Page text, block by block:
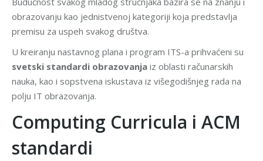
obrazovanju kao jednistvenoj kategoriji koja predstavlja
premisu za uspeh svakog društva.
U kreiranju nastavnog plana i program ITS-a prihvaćeni su
svetski standardi obrazovanja iz oblasti računarskih
nauka, kao i sopstvena iskustava iz višegodišnjeg rada na
polju IT obrazovanja.
Computing Curricula i ACM
standardi